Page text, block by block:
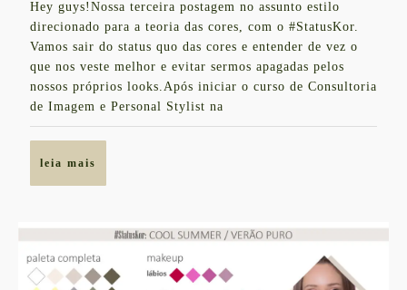
BRILHANTE
/
BRIGHT
de
2019
Hey guys!Nossa terceira postagem no assunto estilo
direcionado para a teoria das cores, com o #StatusKor.
Vamos sair do status quo das cores e entender de vez o
que nos veste melhor e evitar sermos apagadas pelos
nossos próprios looks.Após iniciar o curso de Consultoria
de Imagem e Personal Stylist na
leia mais